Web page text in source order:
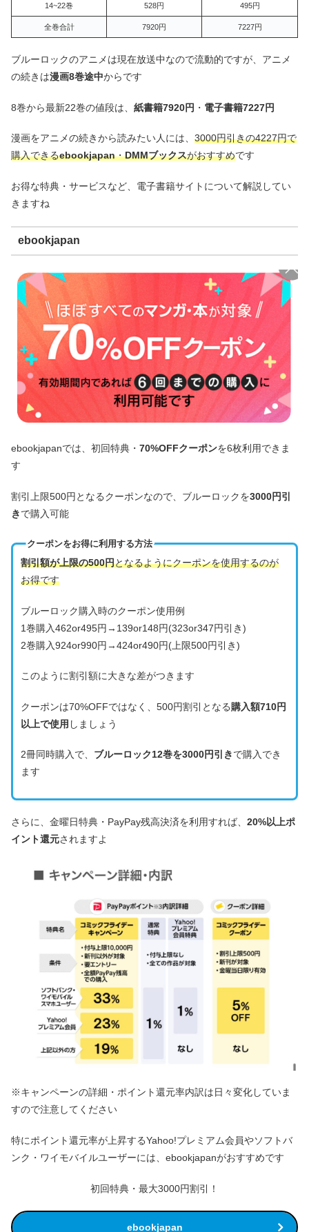
14~22巻 528円 495円
全巻合計 7920円 7227円
ブルーロックのアニメは現在放送中なので流動的ですが、アニメ
の続きは漫画8巻途中からです
8巻から最新22巻の値段は、 紙書籍7920円 ・ 電子書籍7227円
漫画をアニメの続きから読みたい人には、 3000円引きの4227円で
購入できるebookjapan・DMMブックスがおすすめです
お得な特典・サービスなど、電子書籍サイトについて解説してい
きますね
ebookjapan
ebookjapanでは、初回特典・ 70%OFFクーポンを6枚利用できま
す
割引上限500円となるクーポンなので、ブルーロックを3000円引
きで購入可能
クーポンをお得に利用する方法
割引額が上限の500円となるようにクーポンを使用するのが
お得です
ブルーロック購入時のクーポン使用例
1巻購入462or495円→139or148円(323or347円引き)
2巻購入924or990円→424or490円(上限500円引き)
このように割引額に大きな差がつきます
クーポンは70%OFFではなく、500円割引となる 購入額710円
以上で使用 しましょう
2冊同時購入で、 ブルーロック12巻を3000円引きで購入でき
ます
さらに、金曜日特典・PayPay残高決済を利用すれば、 20%以上ポ
イント還元されますよ
※キャンペーンの詳細・ポイント還元率内訳は日々変化していま
すので注意してください
特にポイント還元率が上昇するYahoo!プレミアム会員やソフトバ
ンク・ワイモバイルユーザーには、ebookjapanがおすすめです
初回特典・最大3000円割引！
ebookjapan